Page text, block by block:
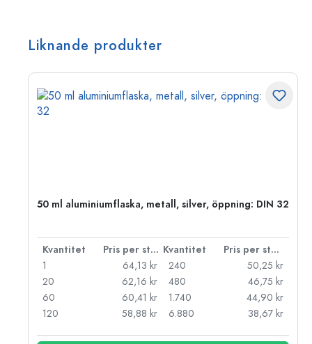
Liknande produkter
50 ml aluminiumflaska, metall, silver, öppning: DIN 32
Kvantitet Pris per styck Kvantitet
Pris per styck
1
64,13 kr
20
62,16 kr
60
60,41 kr
120
58,88 kr
240
50,25 kr
480
46,75 kr
1.740
44,90 kr
6.880
38,67 kr